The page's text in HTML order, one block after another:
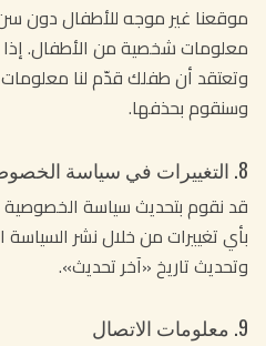
معلومات شخصية من الأطفال. إذا
وتعتقد أن طفلك قدّم لنا
وسنقوم بحذفها.
8. التغييرات في سياسة الخصوصية هذه
قد نقوم بتحديث سياسة
بأي تغييرات من خلال نشر
وتحديث تاريخ «آخر تحديث».
9. معلومات الاتصال